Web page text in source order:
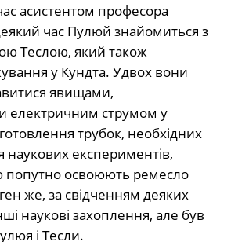
асистентом професора
час Пулюй знайомиться з
Теслою, який також
у Кундта. Удвох вони
явищами,
електричним струмом у
трубок, необхідних
експериментів,
попутно освоюють ремесло
же, за свідченням деяких
наукові захоплення, але був
і Тесли.